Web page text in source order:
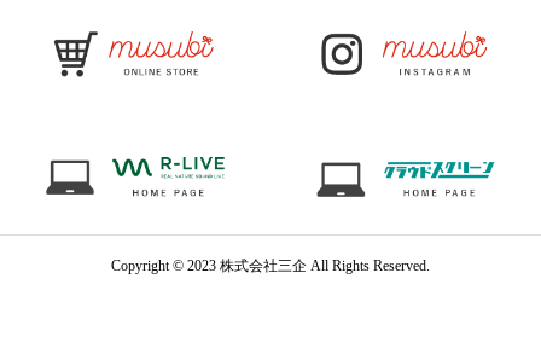
Copyright © 2023 株式会社三企 All Rights Reserved.